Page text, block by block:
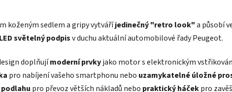
koženým sedlem a gripy vytváříjedinečný "retro look"a působí
světelný podpisv duchu aktuální automobilové řady Peugeot.
doplňujímoderní prvkyjako motor s elektronickým
pro nabíjení vašeho smartphonu nebo uzamykatelné úložné
pro převoz větších nákladů nebo praktický háčekpro